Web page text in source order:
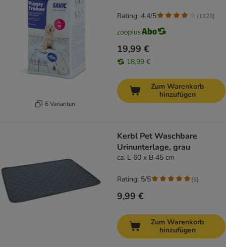
6 Varianten
19,99 €
18,99 €
Rating: 4.4/5 (1123)
Zum Warenkorb
hinzufügen
Kerbl Pet Waschbare
Urinunterlage, grau
ca. L 60 x B 45 cm
9,99 €
Rating: 5/5 (6)
Zum Warenkorb
hinzufügen